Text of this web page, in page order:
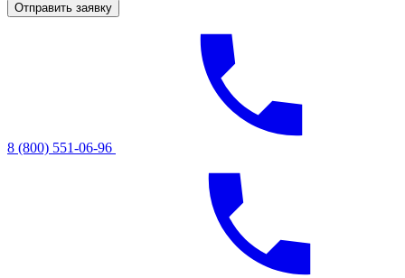
Отправить заявку
8 (800) 551-06-96